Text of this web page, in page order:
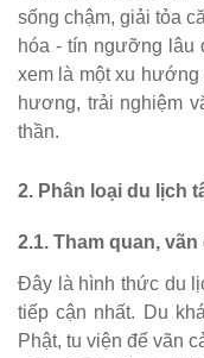
sống chậm, giải tỏa
hóa - tín ngưỡng lâu
xem là một xu
hương, trải nghiệm
thần.
2. Phân loại du lịch
2.1. Tham quan,
Đây là hình thức du
tiếp cận nhất. Du
Phật, tu viện để vãn